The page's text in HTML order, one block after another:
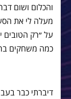
והכלום ושום
מעלה לי את
על ״רק הטובים
כמה משחקים
דיברתי כבר